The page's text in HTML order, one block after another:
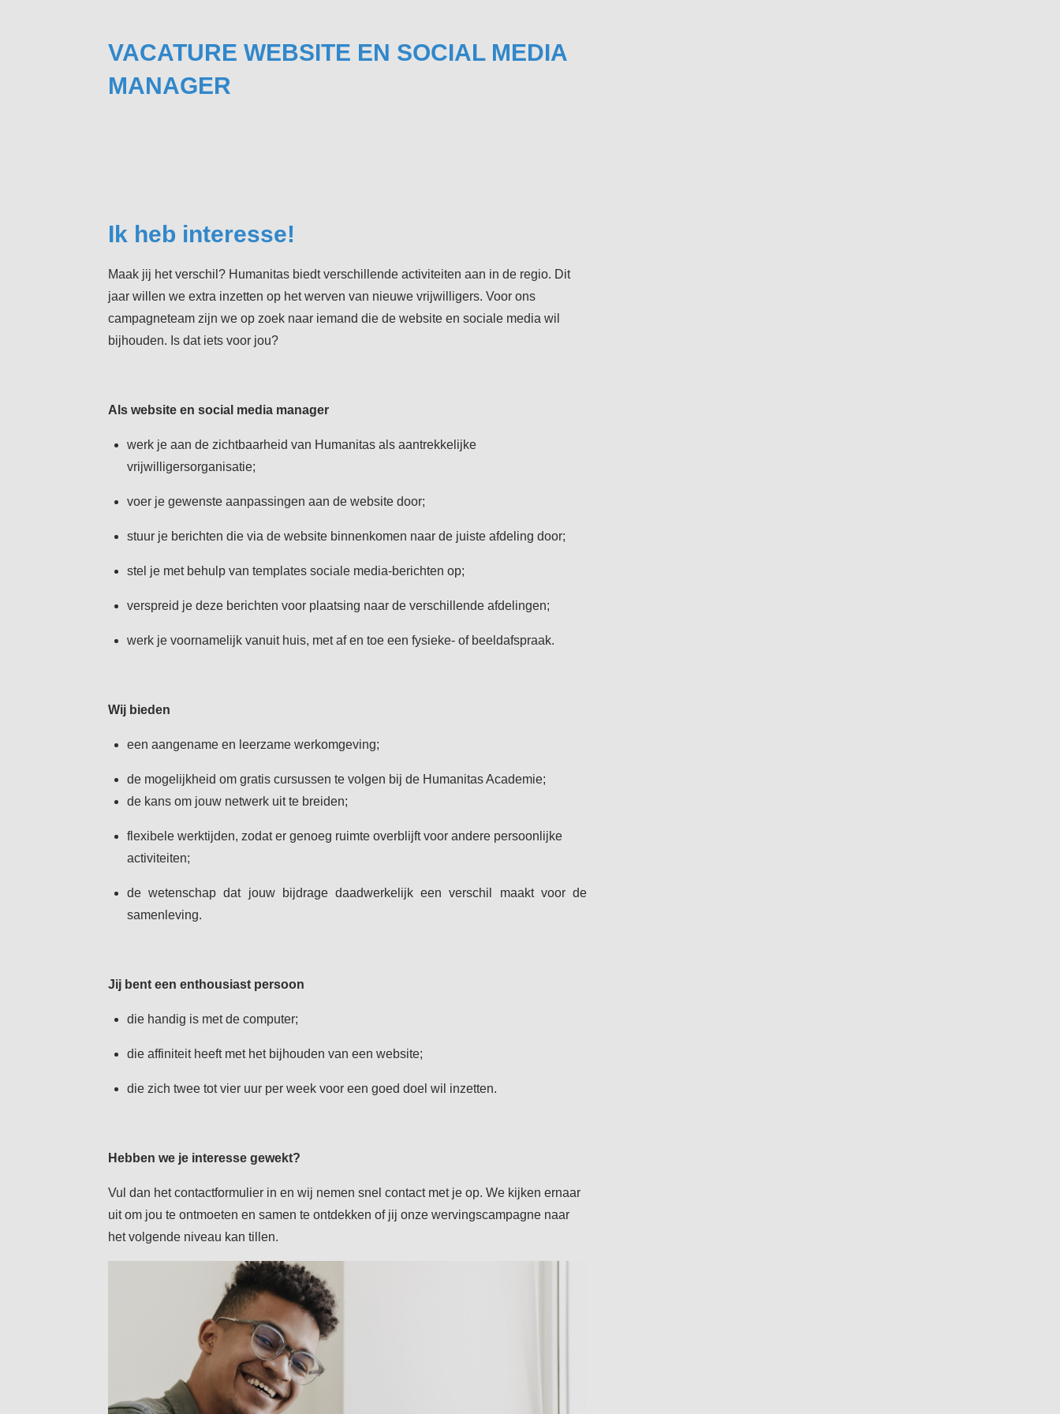
VACATURE WEBSITE EN SOCIAL MEDIA
MANAGER
Ik heb interesse!
Maak jij het verschil? Humanitas biedt verschillende activiteiten aan in de regio. Dit
jaar willen we extra inzetten op het werven van nieuwe vrijwilligers. Voor ons
campagneteam zijn we op zoek naar iemand die de website en sociale media wil
bijhouden. Is dat iets voor jou?
Als website en social media manager
werk je aan de zichtbaarheid van Humanitas als aantrekkelijke
vrijwilligersorganisatie;
voer je gewenste aanpassingen aan de website door;
stuur je berichten die via de website binnenkomen naar de juiste afdeling door;
stel je met behulp van templates sociale media-berichten op;
verspreid je deze berichten voor plaatsing naar de verschillende afdelingen;
werk je voornamelijk vanuit huis, met af en toe een fysieke- of beeldafspraak.
Wij bieden
een aangename en leerzame werkomgeving;
de mogelijkheid om gratis cursussen te volgen bij de Humanitas Academie;
de kans om jouw netwerk uit te breiden;
flexibele werktijden, zodat er genoeg ruimte overblijft voor andere persoonlijke
activiteiten;
de wetenschap dat jouw bijdrage daadwerkelijk een verschil maakt voor de
samenleving.
Jij bent een enthousiast persoon
die handig is met de computer;
die affiniteit heeft met het bijhouden van een website;
die zich twee tot vier uur per week voor een goed doel wil inzetten.
Hebben we je interesse gewekt?
Vul dan het contactformulier in en wij nemen snel contact met je op. We kijken ernaar
uit om jou te ontmoeten en samen te ontdekken of jij onze wervingscampagne naar
het volgende niveau kan tillen.